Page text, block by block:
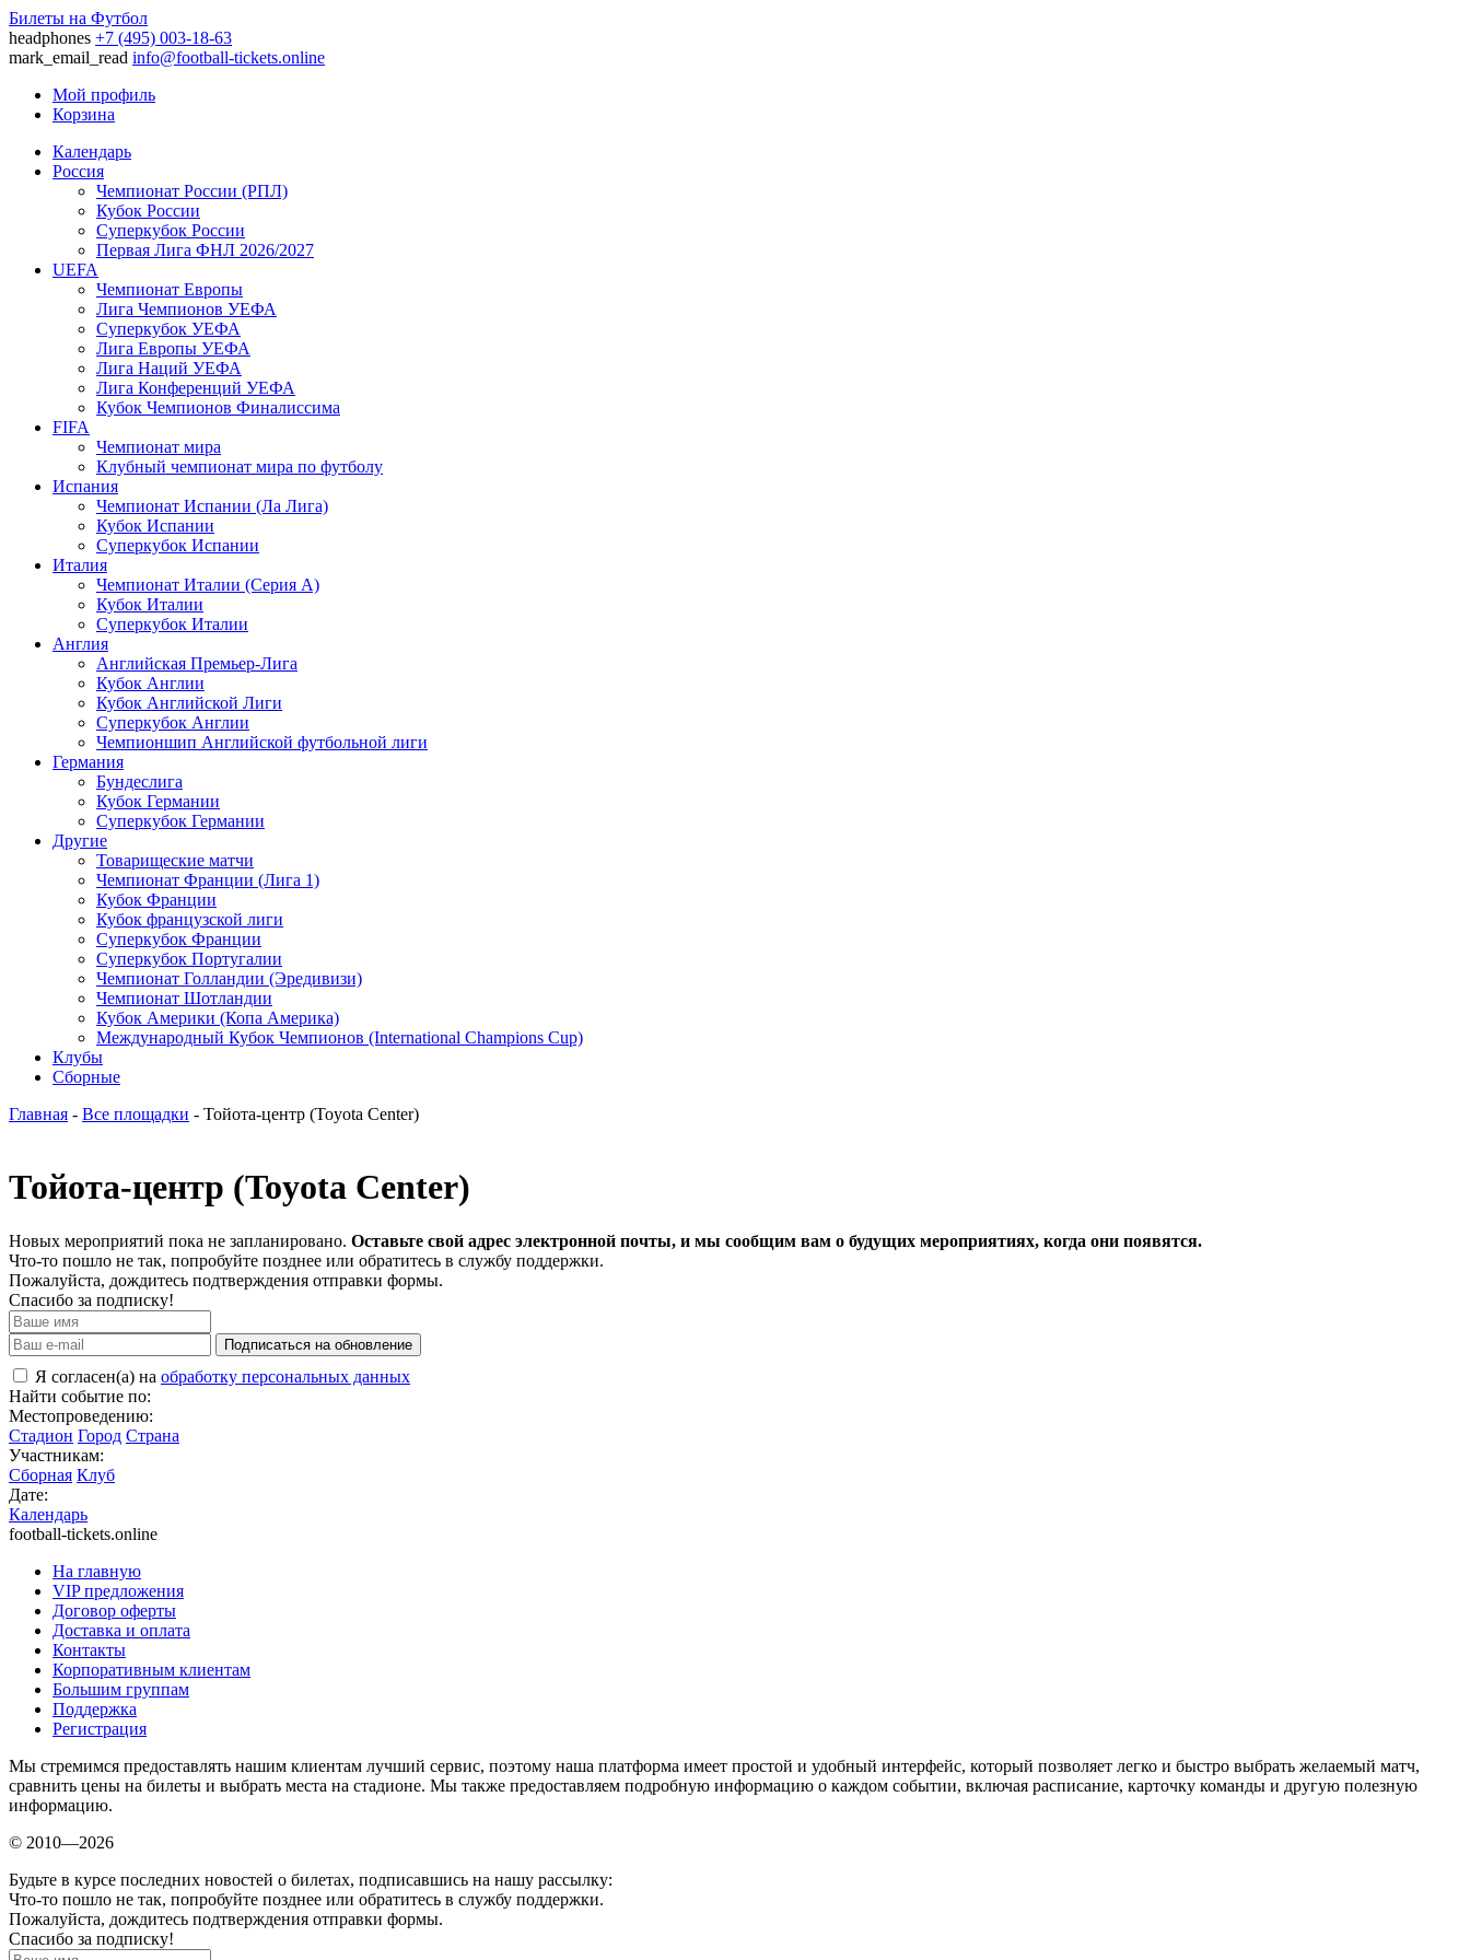
Билеты на Футбол
headphones +7 (495) 003-18-63
mark_email_read info@football-tickets.online
Мой профиль
Корзина
Календарь
Россия
Чемпионат России (РПЛ)
Кубок России
Суперкубок России
Первая Лига ФНЛ 2026/2027
UEFA
Чемпионат Европы
Лига Чемпионов УЕФА
Суперкубок УЕФА
Лига Европы УЕФА
Лига Наций УЕФА
Лига Конференций УЕФА
Кубок Чемпионов Финалиссима
FIFA
Чемпионат мира
Клубный чемпионат мира по футболу
Испания
Чемпионат Испании (Ла Лига)
Кубок Испании
Суперкубок Испании
Италия
Чемпионат Италии (Серия А)
Кубок Италии
Суперкубок Италии
Англия
Английская Премьер-Лига
Кубок Англии
Кубок Английской Лиги
Суперкубок Англии
Чемпионшип Английской футбольной лиги
Германия
Бундеслига
Кубок Германии
Суперкубок Германии
Другие
Товарищеские матчи
Чемпионат Франции (Лига 1)
Кубок Франции
Кубок французской лиги
Суперкубок Франции
Суперкубок Португалии
Чемпионат Голландии (Эредивизи)
Чемпионат Шотландии
Кубок Америки (Копа Америка)
Международный Кубок Чемпионов (International Champions Cup)
Клубы
Сборные
Главная - Все площадки - Тойота-центр (Toyota Center)
Тойота-центр (Toyota Center)
Новых мероприятий пока не запланировано. Оставьте свой адрес электронной почты, и мы сообщим вам о будущих мероприятиях, когда они появятся.
Что-то пошло не так, попробуйте позднее или обратитесь в службу поддержки.
Пожалуйста, дождитесь подтверждения отправки формы.
Спасибо за подписку!
Подписаться на обновление
Я согласен(а) на обработку персональных данных
Найти событие по:
Местопроведению:
Стадион Город Страна
Участникам:
Сборная Клуб
Дате:
Календарь
football-tickets.online
На главную
VIP предложения
Договор оферты
Доставка и оплата
Контакты
Корпоративным клиентам
Большим группам
Поддержка
Регистрация
Мы стремимся предоставлять нашим клиентам лучший сервис, поэтому наша платформа имеет простой и удобный интерфейс, который позволяет легко и быстро выбрать желаемый матч,
сравнить цены на билеты и выбрать места на стадионе. Мы также предоставляем подробную информацию о каждом событии, включая расписание, карточку команды и другую полезную
информацию.
© 2010—2026
Будьте в курсе последних новостей о билетах, подписавшись на нашу рассылку:
Что-то пошло не так, попробуйте позднее или обратитесь в службу поддержки.
Пожалуйста, дождитесь подтверждения отправки формы.
Спасибо за подписку!